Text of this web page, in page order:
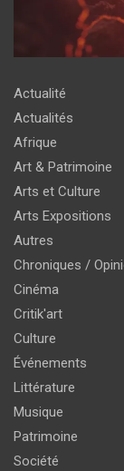
Actualité
Actualités
Afrique
Art & Patrimoine
Arts et Culture
Arts Expositions
Autres
Chroniques /
Cinéma
Critik'art
Culture
Événements
Littérature
Musique
Patrimoine
Société